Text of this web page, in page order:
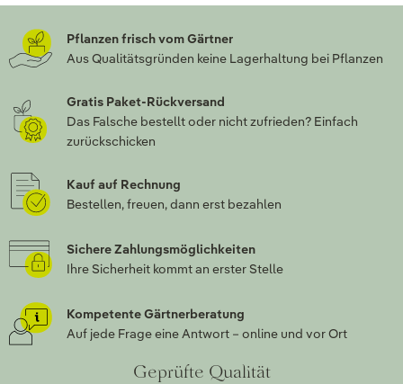
Pflanzen frisch vom Gärtner
Aus Qualitätsgründen keine Lagerhaltung bei Pflanzen
Gratis Paket-Rückversand
Das Falsche bestellt oder nicht zufrieden? Einfach
zurückschicken
Kauf auf Rechnung
Bestellen, freuen, dann erst bezahlen
Sichere Zahlungsmöglichkeiten
Ihre Sicherheit kommt an erster Stelle
Kompetente Gärtnerberatung
Auf jede Frage eine Antwort – online und vor Ort
Geprüfte Qualität